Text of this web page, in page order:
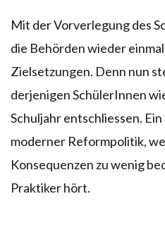
Mit der Vorverlegung des
die Behörden wieder
Zielsetzungen. Denn nun
derjenigen SchülerInnen
Schuljahr entschliessen.
moderner Reformpolitik,
Konsequenzen zu wenig
Praktiker hört.